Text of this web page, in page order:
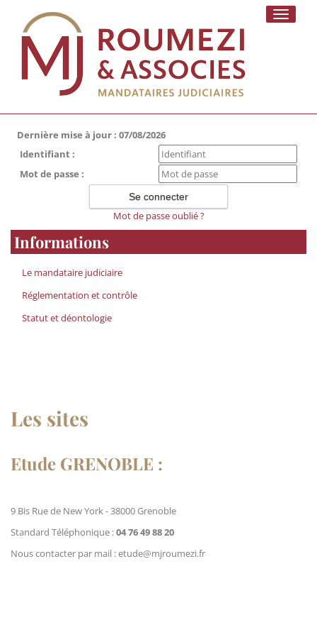
Toggle
Dernière mise à jour : 07/08/2026
Identifiant :
Mot de passe :
Mot de passe oublié ?
Informations
Le mandataire judiciaire
Réglementation et contrôle
Statut et déontologie
Les sites
Etude GRENOBLE :
9 Bis Rue de New York - 38000 Grenoble
Standard Téléphonique :04 76 49 88 20
Nous contacter par mail : etude@mjroumezi.fr